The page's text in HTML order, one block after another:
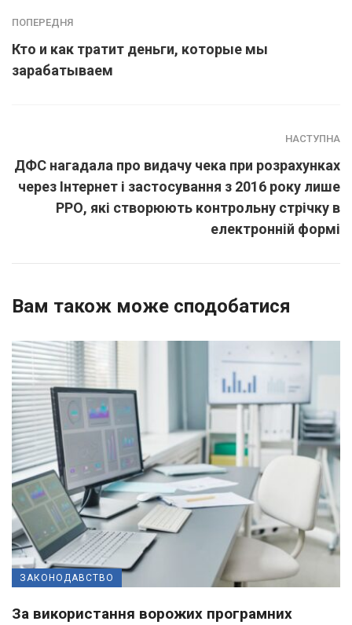
ПОПЕРЕДНЯ
Кто и как тратит деньги, которые мы
зарабатываем
НАСТУПНА
ДФС нагадала про видачу чека при розрахунках
через Інтернет і застосування з 2016 року лише
РРО, які створюють контрольну стрічку в
електронній формі
Вам також може сподобатися
ЗАКОНОДАВСТВО
За використання ворожих програмних